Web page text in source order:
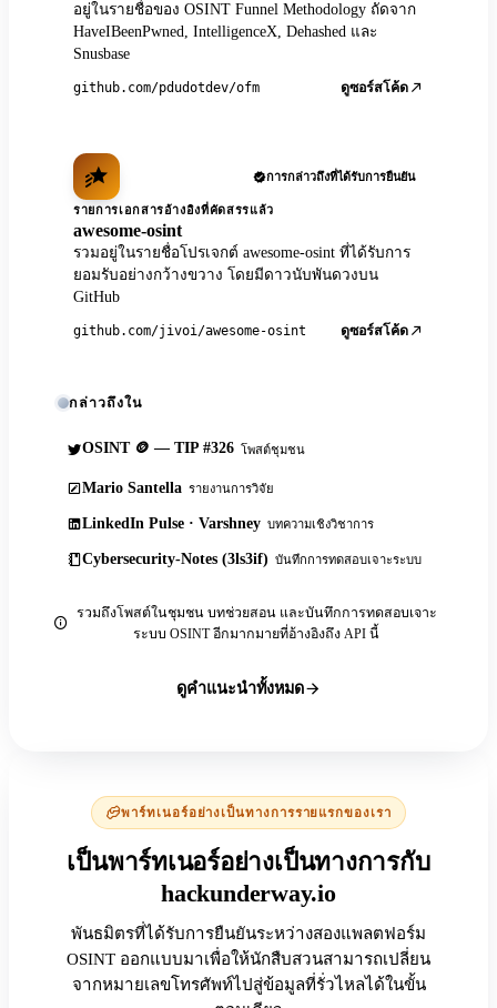
อยู่ในรายชื่อของ OSINT Funnel Methodology ถัดจาก
HaveIBeenPwned, IntelligenceX, Dehashed และ
Snusbase
github.com/pdudotdev/ofm ดูซอร์สโค้ด
การกล่าวถึงที่ได้รับการยืนยัน
รายการเอกสารอ้างอิงที่คัดสรรแล้ว
awesome-osint
รวมอยู่ในรายชื่อโปรเจกต์ awesome-osint ที่ได้รับการ
ยอมรับอย่างกว้างขวาง โดยมีดาวนับพันดวงบน
GitHub
github.com/jivoi/awesome-osint ดูซอร์สโค้ด
กล่าวถึงใน
OSINT 🪙 — TIP #326 โพสต์ชุมชน
Mario Santella รายงานการวิจัย
LinkedIn Pulse · Varshney บทความเชิงวิชาการ
Cybersecurity-Notes (3ls3if) บันทึกการทดสอบเจาะระบบ
รวมถึงโพสต์ในชุมชน บทช่วยสอน และบันทึกการทดสอบเจาะ
ระบบ OSINT อีกมากมายที่อ้างอิงถึง API นี้
ดูคำแนะนำทั้งหมด
พาร์ทเนอร์อย่างเป็นทางการรายแรกของเรา
เป็นพาร์ทเนอร์อย่างเป็นทางการกับ
hackunderway.io
พันธมิตรที่ได้รับการยืนยันระหว่างสองแพลตฟอร์ม
OSINT ออกแบบมาเพื่อให้นักสืบสวนสามารถเปลี่ยน
จากหมายเลขโทรศัพท์ไปสู่ข้อมูลที่รั่วไหลได้ในขั้น